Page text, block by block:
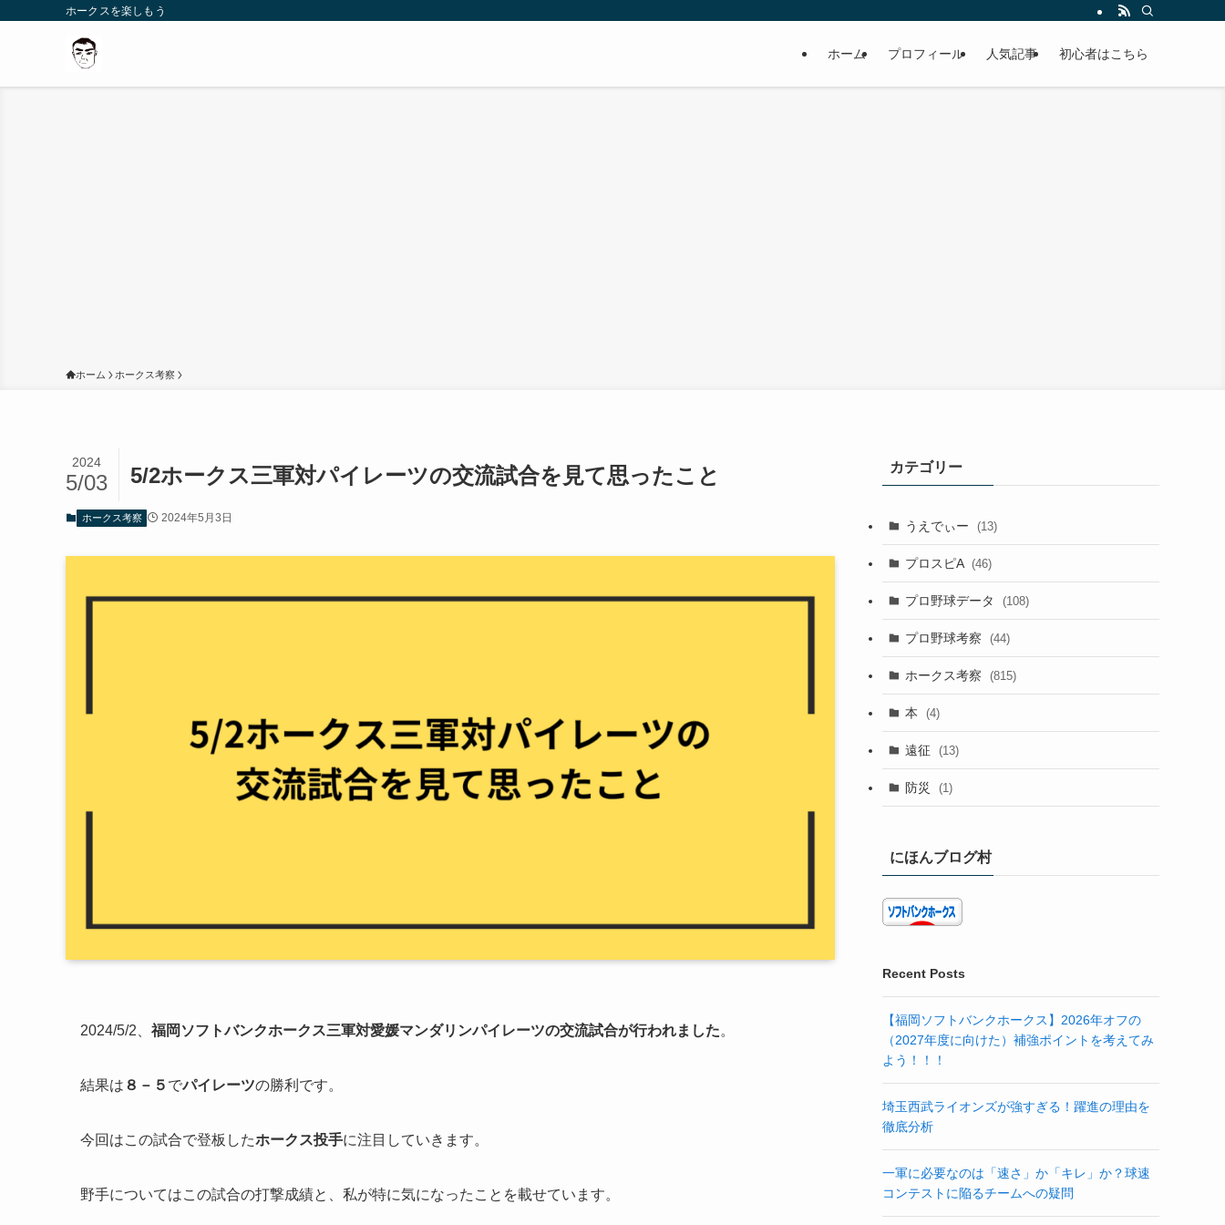
ホークスを楽しもう
ホーム プロフィール 人気記事 初心者はこちら
ホーム ホークス考察
5/2ホークス三軍対パイレーツの交流試合を見て思ったこと
2024
5/03
ホークス考察 2024年5月3日
2024/5/2、 福岡ソフトバンクホークス三軍対愛媛マンダリンパイレーツの交流試合が行われました。
結果は ８－５ でパイレーツの勝利です。
今回はこの試合で登板したホークス投手に注目していきます。
野手についてはこの試合の打撃成績と、私が特に気になったことを載せています。
カテゴリー
うえでぃー (13)
プロスピA (46)
プロ野球データ (108)
プロ野球考察 (44)
ホークス考察 (815)
本 (4)
遠征 (13)
防災 (1)
にほんブログ村
Recent Posts
【福岡ソフトバンクホークス】2026年オフの
（2027年度に向けた）補強ポイントを考えてみ
よう！！！
埼玉西武ライオンズが強すぎる！躍進の理由を
徹底分析
一軍に必要なのは「速さ」か「キレ」か？球速
コンテストに陥るチームへの疑問